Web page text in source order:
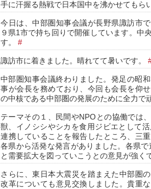
手に汗握る熱戦で日本国中を沸かせてもら
今日は、中部圏知事会議が長野県諏訪市
９県1市で持ち回りで開催しています。中
す。 #
諏訪市に着きました。晴れてて暑いです。
中部圏知事会議終わりました。発足の昭
事が会長を務めており、今回も会長を仰
の中核である中部圏の発展のために全力で
テーマその１、民間やNPOとの協働では
獣、イノシシやシカを食用ジビエとして
連携していることを報告したところ、三
各県から活発な発言がありました。各県
と需要拡大を図っていこうとの意見が強く
さらに、東日本大震災を踏まえた中部圏
改革についても意見交換しました。貴重